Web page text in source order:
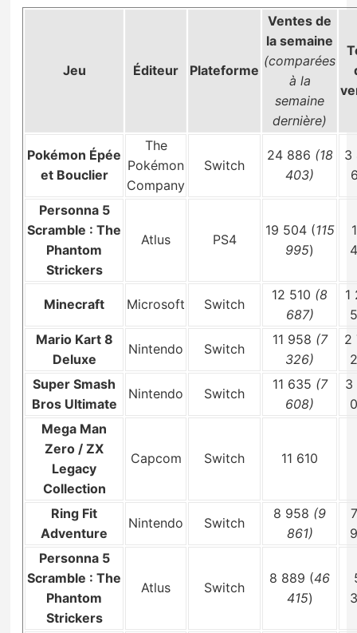
Guides
Jeu Éditeur Plateforme
Ventes de
la semaine
(comparées
à la
semaine
dernière)
Pokémon Épée
et Bouclier
The
Pokémon
Company
Switch
24 886 (18
403)
3
Personna 5
Scramble : The
Phantom
Strickers
Atlus PS4
19 504 (115
995)
Minecraft Microsoft Switch
12 510 (8
687)
1
Mario Kart 8
Deluxe
Nintendo Switch
11 958 (7
326)
2
Super Smash
Bros Ultimate
Nintendo Switch
11 635 (7
608)
3
Mega Man
Zero / ZX
Legacy
Collection
Capcom Switch 11 610
Ring Fit
Adventure
Nintendo Switch
8 958 (9
861)
Personna 5
Scramble : The
Phantom
Strickers
Atlus Switch
8 889 (46
415)